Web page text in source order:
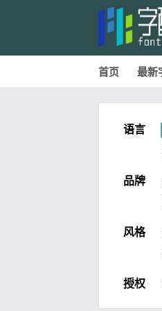
首页 最新
语言
品牌
风格
授权